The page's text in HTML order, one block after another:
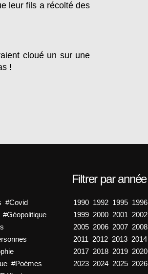
leur fils a récolté des
cloué un sur une
!
#Covid
#Géopolitique
#Poémes
Filtrer par année
1990 1992 1995 1996
1999 2000 2001 2002
2005 2006 2007 2008
2011 2012 2013 2014
2017 2018 2019 2020
2023 2024 2025 2026